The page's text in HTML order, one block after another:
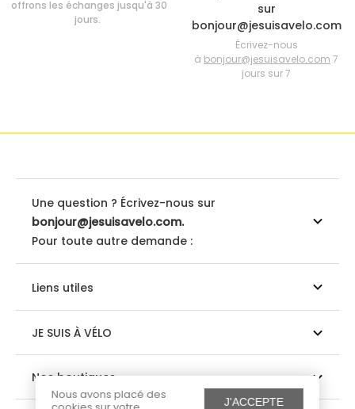
J'ACCEPTE
Nous avons placé des
offrons les échanges jusqu'à 30
jours.
sur
bonjour@jesuisavelo.com
Écrivez-nous
à bonjour@jesuisavelo.com 7
jours sur 7
Une question ? Écrivez-nous sur
bonjour@jesuisavelo.com.
Pour toute autre demande :
Liens utiles
JE SUIS À VÉLO
Nos boutiques